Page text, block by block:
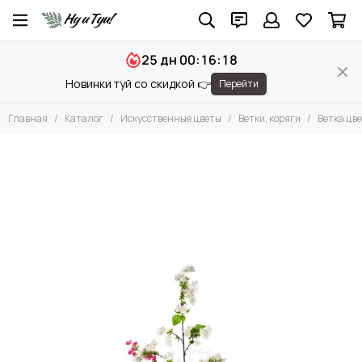
Искусственные цветы
Искусственные Орхидеи
Суккуленты и бромелиевые
Новинки туй со скидкой 👉
25 дн 00:16:18
Перейти
Главная Каталог Искусственные цветы Ветки, коряги Ветка